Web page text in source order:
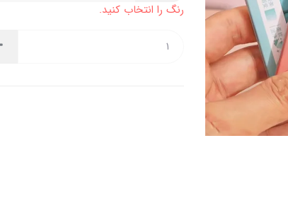
رنگ را انتخاب کنید.